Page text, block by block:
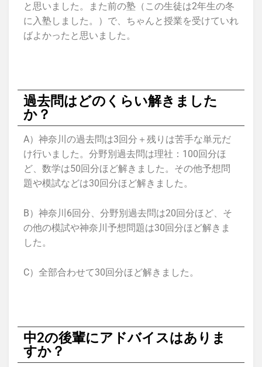
と思いました。また前の塾（この生徒は2年生の冬
に入塾しました。）で、ちゃんと授業を受けていれ
ばよかったと思いました。
過去問はどのくらい解きました
か？
A）神奈川の過去問は3回分＋残りは苦手な単元だ
け行いました。分野別過去問は理社：100回分ほ
ど、数学は50回分ほど解きました。その他予想問
題や模試などは30回分ほど解きました。
B）神奈川6回分、分野別過去問は20回分ほど、そ
の他の模試や神奈川予想問題は30回分ほど解きま
した。
C）全部合わせて30回分ほど解きました。
中2の後輩にアドバイスはありま
すか？